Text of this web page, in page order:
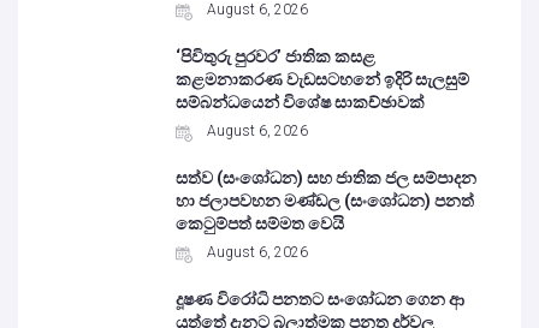
August 6, 2026
‘පිවිතුරු පුරවර’ ජාතික කසළ
කළමනාකරණ වැඩසටහනේ ඉදිරි සැලසුම්
සම්බන්ධයෙන් විශේෂ සාකච්ඡාවක්
August 6, 2026
සත්ව (සංශෝධන) සහ ජාතික ජල සම්පාදන
හා ජලාපවහන මණ්ඩල (සංශෝධන) පනත්
කෙටුම්පත් සම්මත වෙයි
August 6, 2026
දූෂණ විරෝධි පනතට සංශෝධන ගෙන ආ
යුත්තේ දැනට බලාත්මක පනත දුර්වල